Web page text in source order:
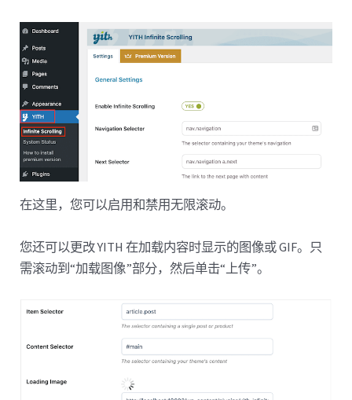
在这里，您可以启用和禁用无限滚动。
您还可以更改 YITH 在加载内容时显示的图像或 GIF。只
需滚动到“加载图像”部分，然后单击“上传”。